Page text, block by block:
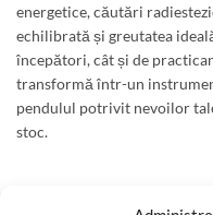
energetice, căutări
echilibrată și greutatea
începători, cât și de
transformă într-un
pendulul potrivit nevoilor
stoc.
A.N.P.C. - Bio -